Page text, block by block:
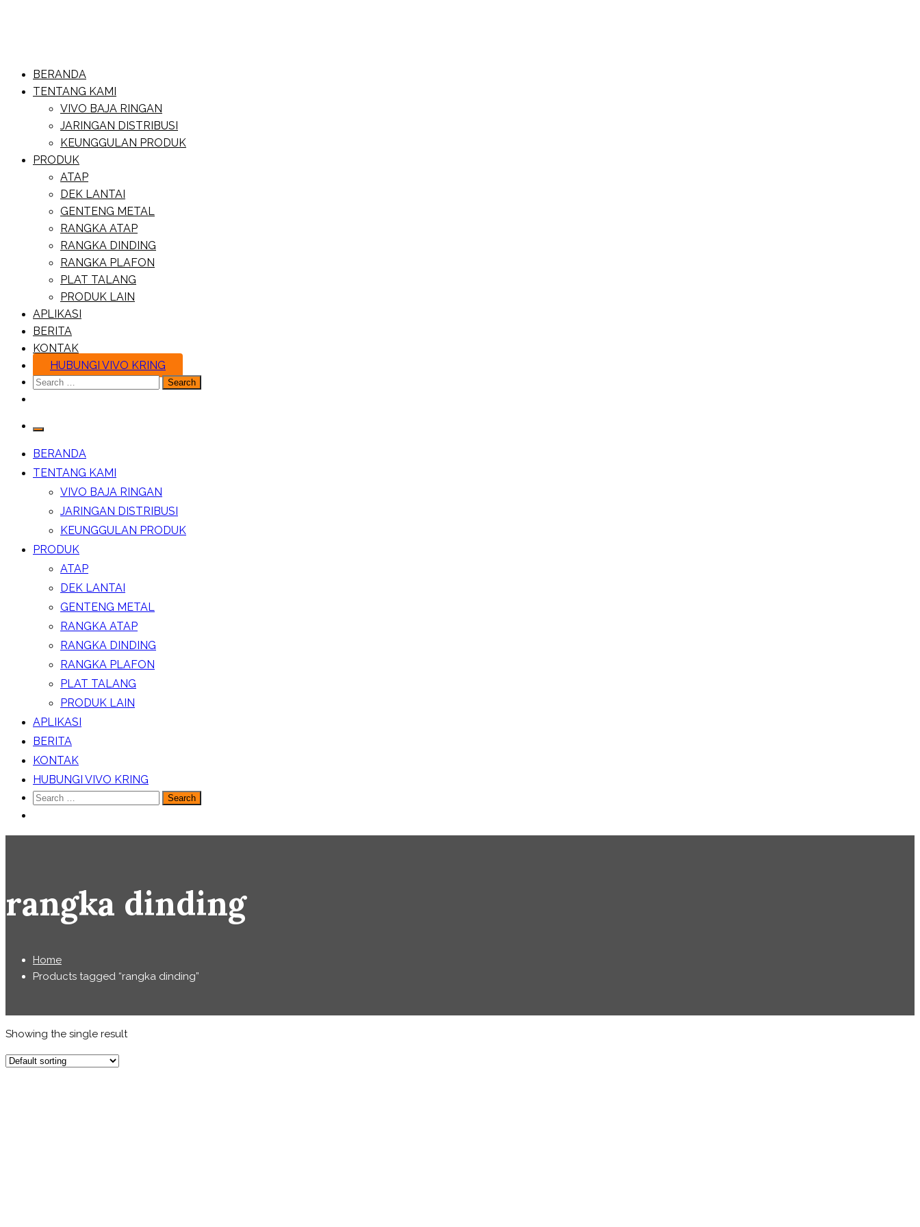
Baja Ringan Vivo
Website Baja Ringan Vivo
BERANDA
TENTANG KAMI
VIVO BAJA RINGAN
JARINGAN DISTRIBUSI
KEUNGGULAN PRODUK
PRODUK
ATAP
DEK LANTAI
GENTENG METAL
RANGKA ATAP
RANGKA DINDING
RANGKA PLAFON
PLAT TALANG
PRODUK LAIN
APLIKASI
BERITA
KONTAK
HUBUNGI VIVO KRING
Search
BERANDA
TENTANG KAMI
VIVO BAJA RINGAN
JARINGAN DISTRIBUSI
KEUNGGULAN PRODUK
PRODUK
ATAP
DEK LANTAI
GENTENG METAL
RANGKA ATAP
RANGKA DINDING
RANGKA PLAFON
PLAT TALANG
PRODUK LAIN
APLIKASI
BERITA
KONTAK
HUBUNGI VIVO KRING
Search
rangka dinding
Home
Products tagged “rangka dinding”
Showing the single result